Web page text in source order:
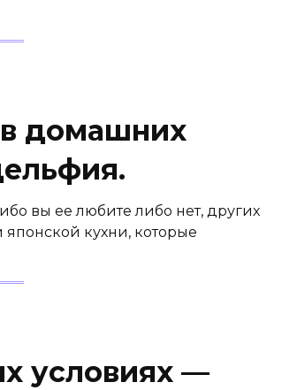
домашних
вы ее любите либо нет, других
японской кухни, которые
условиях —